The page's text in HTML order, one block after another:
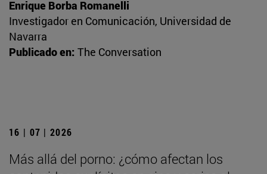
Enrique Borba Romanelli
Investigador en Comunicación, Universidad de
Navarra
Publicado en: The Conversation
16 | 07 | 2026
Más allá del porno: ¿cómo afectan los